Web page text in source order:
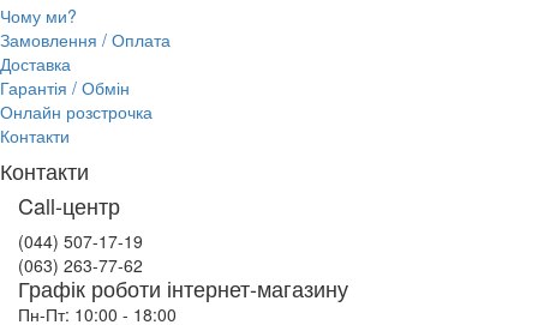
Чому ми?
Замовлення / Оплата
Доставка
Гарантія / Обмін
Онлайн розстрочка
Контакти
Контакти
Call-центр
(044) 507-17-19
(063) 263-77-62
Графік роботи інтернет-магазину
Пн-Пт: 10:00 - 18:00